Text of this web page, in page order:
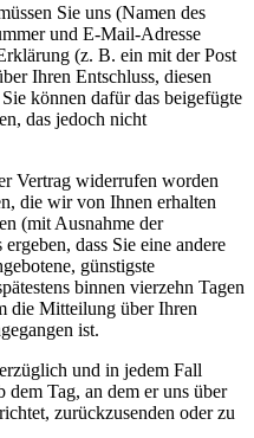
Sie uns (Namen des
und E-Mail-Adresse
(z. B. ein mit der Post
Ihren Entschluss, diesen
können dafür das beigefügte
das jedoch nicht
Vertrag widerrufen worden
die wir von Ihnen erhalten
(mit Ausnahme der
dass Sie eine andere
günstigste
binnen vierzehn Tagen
die Mitteilung über Ihren
ist.
und in jedem Fall
dem Tag, an dem er uns über
zurückzusenden oder zu